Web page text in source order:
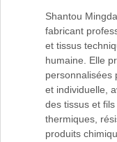
Shantou
fabricant
et tissus
humaine. Elle
personnalisées
et individuelle,
des tissus et
thermiques,
produits